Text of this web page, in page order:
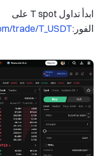
ابدأ تداول T spot على
الفور:trade/T_USDT